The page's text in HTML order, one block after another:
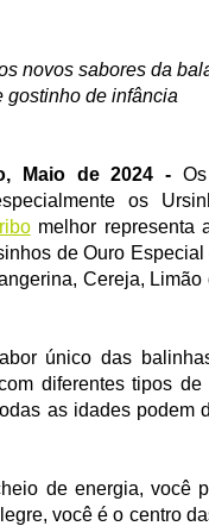
novos sabores da
gostinho de infância
Maio de 2024 -
os
melhor representa
de Ouro
Cereja,
único das
diferentes tipos
as idades podem
de energia, você
você é o centro